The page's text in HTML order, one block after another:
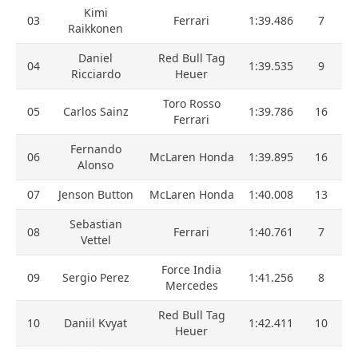
03
Kimi
Raikkonen
Ferrari 1:39.486 7
04
Daniel
Ricciardo
Red Bull Tag
Heuer
1:39.535 9
05 Carlos Sainz
Toro Rosso
Ferrari
1:39.786 16
06
Fernando
Alonso
McLaren Honda 1:39.895 16
07 Jenson Button McLaren Honda 1:40.008 13
08
Sebastian
Vettel
Ferrari 1:40.761 7
09 Sergio Perez
Force India
Mercedes
1:41.256 8
10 Daniil Kvyat
Red Bull Tag
Heuer
1:42.411 10